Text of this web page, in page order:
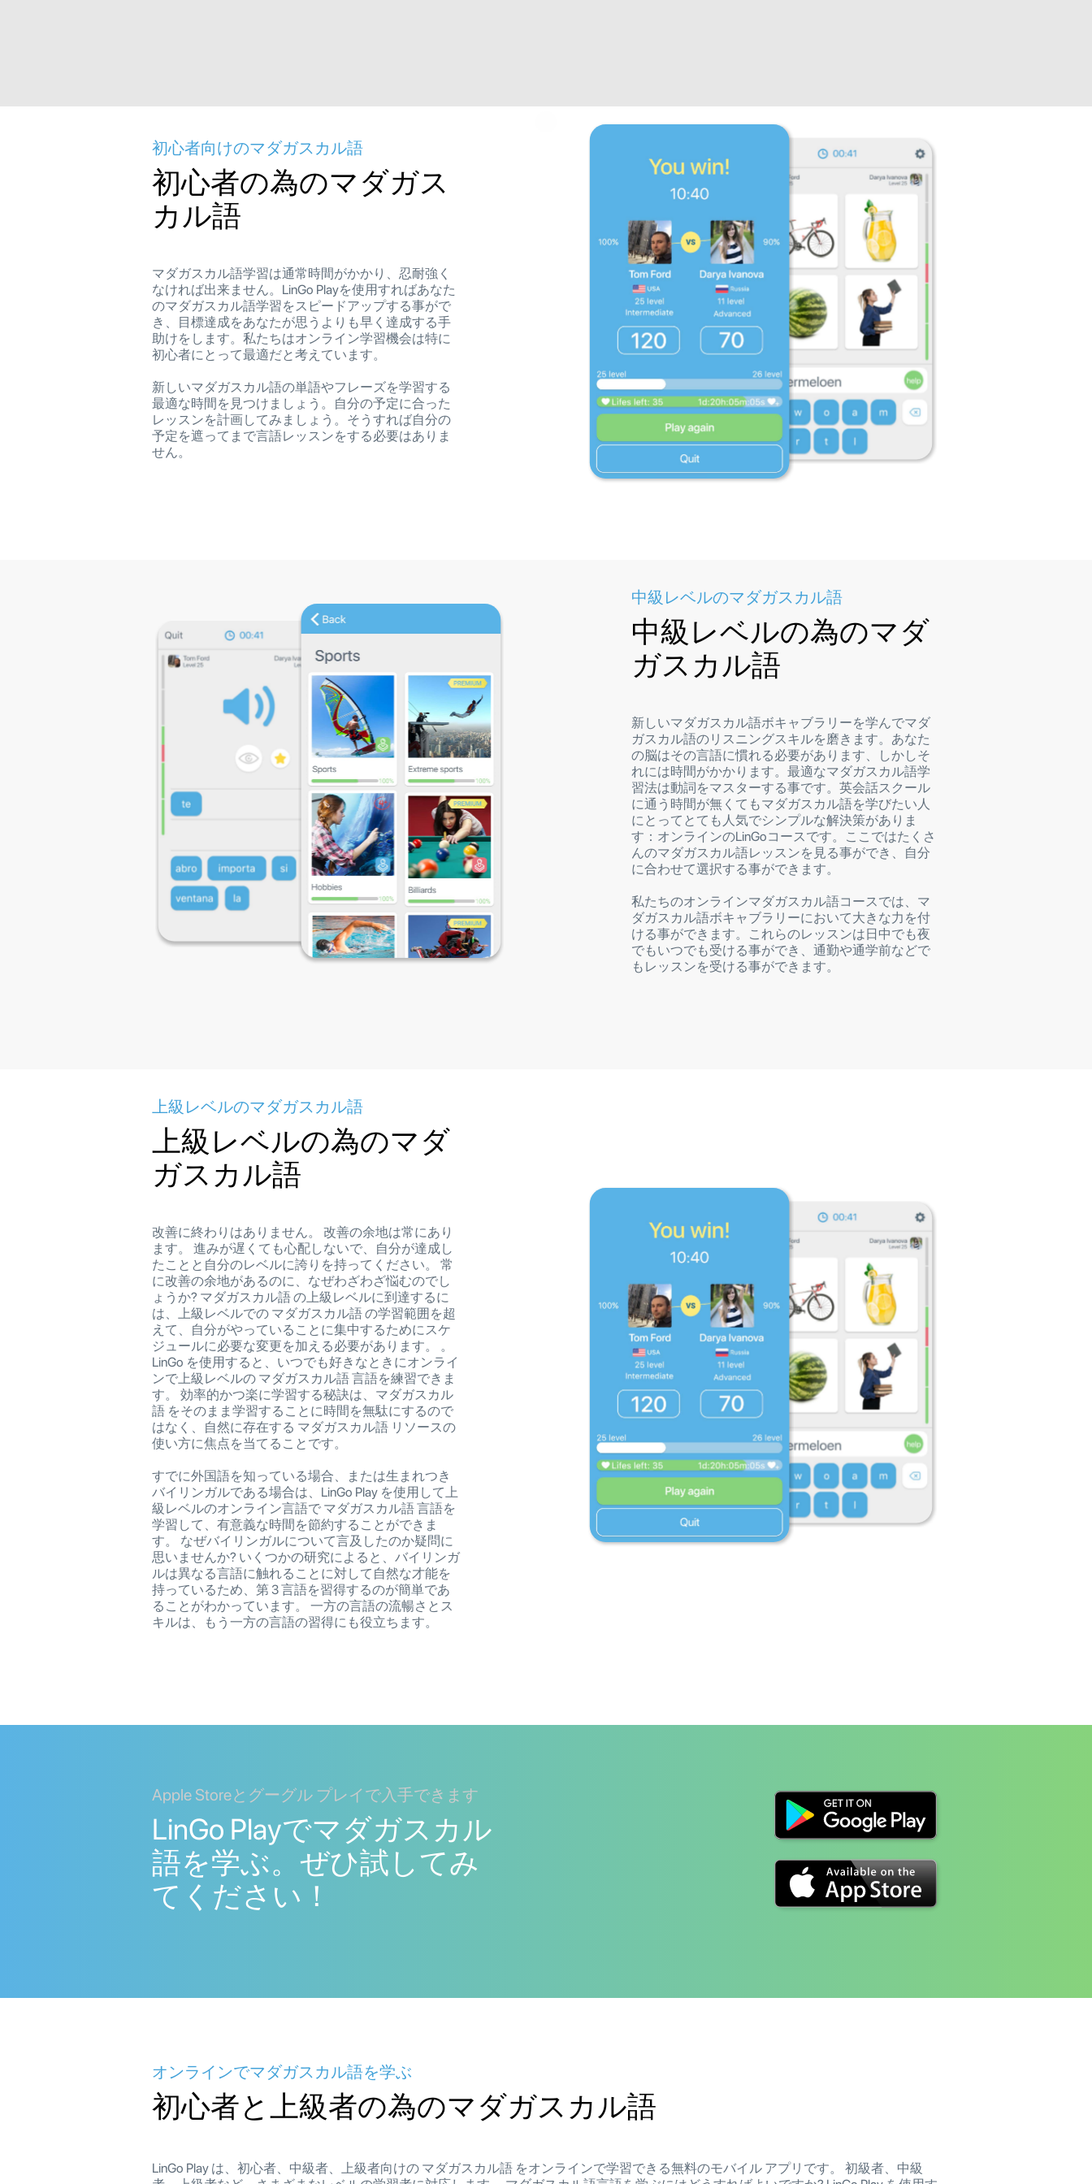
初心者向けのマダガスカル語
初心者の為のマダガス
カル語
マダガスカル語学習は通常時間がかかり、忍耐強く
なければ出来ません。LinGo Playを使用すればあなた
のマダガスカル語学習をスピードアップする事がで
き、目標達成をあなたが思うよりも早く達成する手
助けをします。私たちはオンライン学習機会は特に
初心者にとって最適だと考えています。
新しいマダガスカル語の単語やフレーズを学習する
最適な時間を見つけましょう。自分の予定に合った
レッスンを計画してみましょう。そうすれば自分の
予定を遮ってまで言語レッスンをする必要はありま
せん。
中級レベルのマダガスカル語
中級レベルの為のマダ
ガスカル語
新しいマダガスカル語ボキャブラリーを学んでマダ
ガスカル語のリスニングスキルを磨きます。あなた
の脳はその言語に慣れる必要があります、しかしそ
れには時間がかかります。最適なマダガスカル語学
習法は動詞をマスターする事です。英会話スクール
に通う時間が無くてもマダガスカル語を学びたい人
にとってとても人気でシンプルな解決策がありま
す：オンラインのLinGoコースです。ここではたくさ
んのマダガスカル語レッスンを見る事ができ、自分
に合わせて選択する事ができます。
私たちのオンラインマダガスカル語コースでは、マ
ダガスカル語ボキャブラリーにおいて大きな力を付
ける事ができます。これらのレッスンは日中でも夜
でもいつでも受ける事ができ、通勤や通学前などで
もレッスンを受ける事ができます。
上級レベルのマダガスカル語
上級レベルの為のマダ
ガスカル語
改善に終わりはありません。 改善の余地は常にあり
ます。 進みが遅くても心配しないで、自分が達成し
たことと自分のレベルに誇りを持ってください。 常
に改善の余地があるのに、なぜわざわざ悩むのでし
ょうか? マダガスカル語 の上級レベルに到達するに
は、上級レベルでの マダガスカル語 の学習範囲を超
えて、自分がやっていることに集中するためにスケ
ジュールに必要な変更を加える必要があります。 。
LinGo を使用すると、いつでも好きなときにオンライ
ンで上級レベルの マダガスカル語 言語を練習できま
す。 効率的かつ楽に学習する秘訣は、マダガスカル
語 をそのまま学習することに時間を無駄にするので
はなく、自然に存在する マダガスカル語 リソースの
使い方に焦点を当てることです。
すでに外国語を知っている場合、または生まれつき
バイリンガルである場合は、LinGo Play を使用して上
級レベルのオンライン言語で マダガスカル語 言語を
学習して、有意義な時間を節約することができま
す。 なぜバイリンガルについて言及したのか疑問に
思いませんか? いくつかの研究によると、バイリンガ
ルは異なる言語に触れることに対して自然な才能を
持っているため、第 3 言語を習得するのが簡単であ
ることがわかっています。 一方の言語の流暢さとス
キルは、もう一方の言語の習得にも役立ちます。
Apple Storeとグーグル プレイで入手できます
LinGo Playでマダガスカル
語を学ぶ。ぜひ試してみ
てください！
オンラインでマダガスカル語を学ぶ
初心者と上級者の為のマダガスカル語
LinGo Play は、初心者、中級者、上級者向けの マダガスカル語 をオンラインで学習できる無料のモバイル アプリです。 初級者、中級